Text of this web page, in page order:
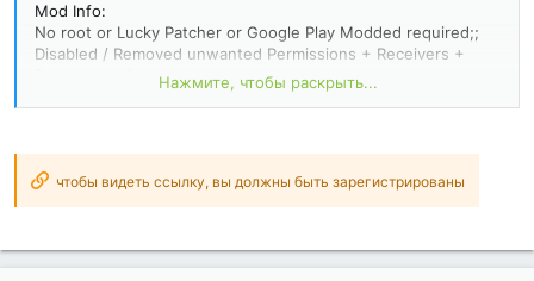
Mod Info:
No root or Lucky Patcher or Google Play Modded required;;
Disabled / Removed unwanted Permissions + Receivers +
Providers + Services;
Optimized and zipaligned graphics and cleaned resources for
Google Play Store install package check disabled;
Debug code removed;
files;
Analytics /...
Нажмите, чтобы раскрыть...
чтобы видеть ссылку, вы должны быть зарегистрированы